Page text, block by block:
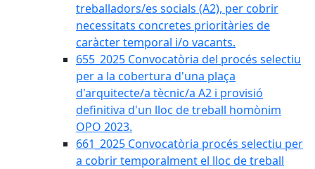
treballadors/es socials (A2), per cobrir
necessitats concretes prioritàries de
caràcter temporal i/o vacants.
655_2025 Convocatòria del procés selectiu
per a la cobertura d'una plaça
d'arquitecte/a tècnic/a A2 i provisió
definitiva d'un lloc de treball homònim
OPO 2023.
661_2025 Convocatòria procés selectiu per
a cobrir temporalment el lloc de treball